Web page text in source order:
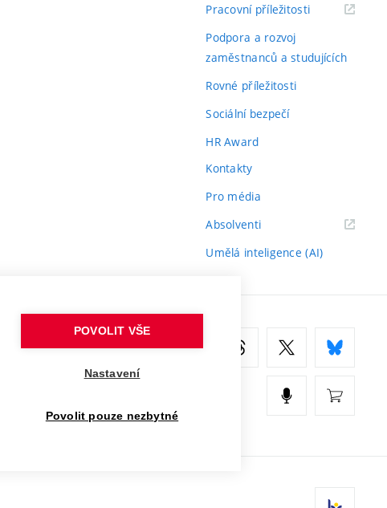
Pracovní příležitosti(externí
Podpora a rozvoj
zaměstnanců a studujících
Rovné příležitosti
Sociální bezpečí
HR Award
Kontakty
Pro média
Absolventi(externí
Umělá inteligence (AI)
POVOLIT VŠE
Nastavení
Povolit pouze nezbytné